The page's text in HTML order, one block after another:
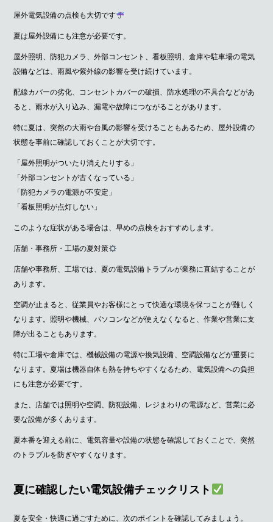
屋外電気設備の点検も大切です
夏は屋外設備にも注意が必要です。
屋外照明、防犯カメラ、外部コンセント、看板照明、倉庫や駐車場の電気
設備などは、雨風や紫外線の影響を受け続けています。
配線カバーの劣化、コンセントカバーの破損、防水処理の不具合などがあ
ると、雨水が入り込み、漏電や故障につながることがあります。
特に夏は、突然の大雨や台風の影響を受けることもあるため、屋外設備の
状態を事前に確認しておくことが大切です。
「屋外照明がついたり消えたりする」
「外部コンセントが古くなっている」
「防犯カメラの電源が不安定」
「看板照明が点灯しない」
このような症状がある場合は、早めの点検をおすすめします。
店舗・事務所・工場の夏対策
店舗や事務所、工場では、夏の電気設備トラブルが業務に直結することが
あります。
空調が止まると、従業員やお客様にとって快適な環境を保つことが難しく
なります。照明や機械、パソコンなどが使えなくなると、作業や営業に支
障が出ることもあります。
特に工場や倉庫では、機械設備の電源や換気設備、空調設備などが重要に
なります。夏場は機器自体も熱を持ちやすくなるため、電気設備への負担
にも注意が必要です。
また、店舗では照明や空調、防犯設備、レジまわりの電源など、営業に必
要な設備が多くあります。
夏本番を迎える前に、電気容量や設備の状態を確認しておくことで、突然
のトラブルを防ぎやすくなります。
夏に確認したい電気設備チェックリスト
夏を安全・快適に過ごすために、次のポイントを確認してみましょう。